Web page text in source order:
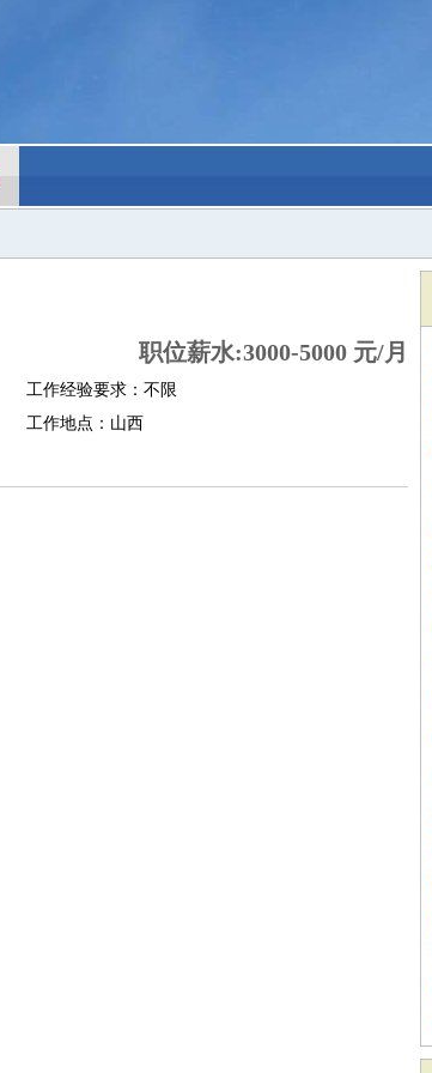
职位薪水:3000-5000 元/月
工作经验要求：不限
工作地点：山西